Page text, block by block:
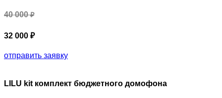
40 000₽
32 000 ₽
отправить заявку
LILU kit комплект бюджетного домофона